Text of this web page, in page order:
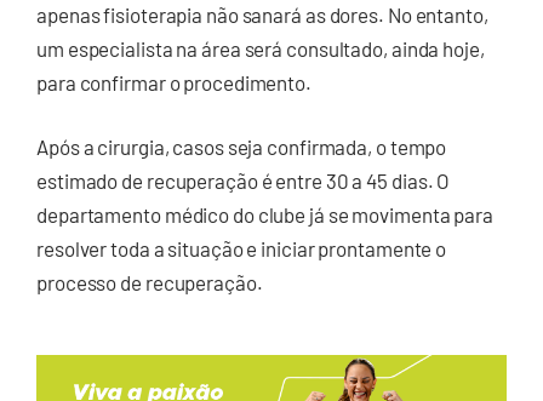
apenas fisioterapia não sanará as dores. No entanto,
um especialista na área será consultado, ainda hoje,
para confirmar o procedimento.
Após a cirurgia, casos seja confirmada, o tempo
estimado de recuperação é entre 30 a 45 dias. O
departamento médico do clube já se movimenta para
resolver toda a situação e iniciar prontamente o
processo de recuperação.